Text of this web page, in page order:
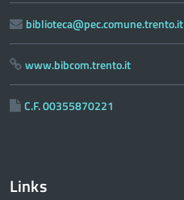
biblioteca@pec.comune.trento.it
www.bibcom.trento.it
C.F. 00355870221
Links